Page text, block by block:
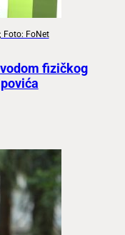
Foto: FoNet
fizičkog